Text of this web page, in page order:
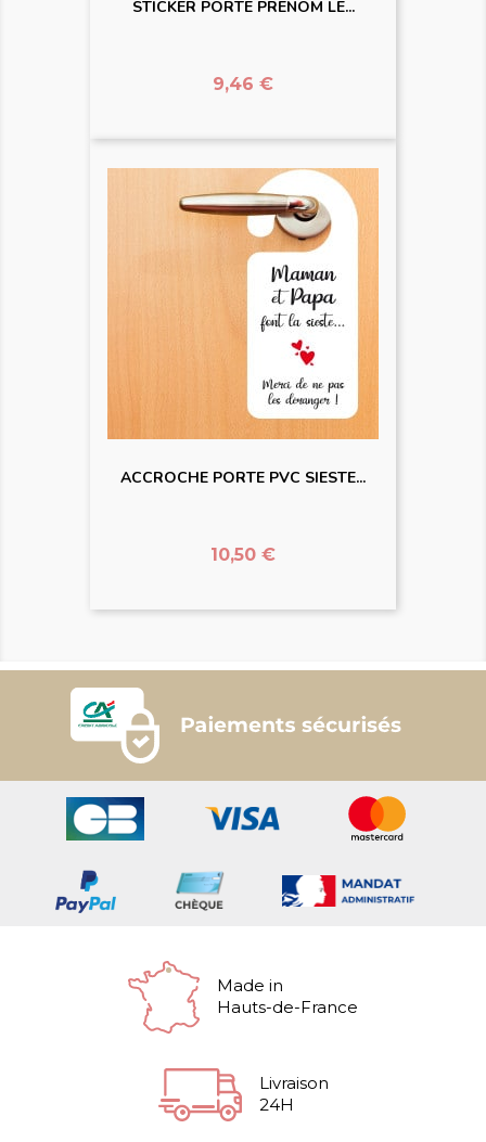
STICKER PORTE PRENOM LE...
Prix
9,46 €
ACCROCHE PORTE PVC SIESTE...
Prix
10,50 €
Made in
Hauts-de-France
Livraison
24H